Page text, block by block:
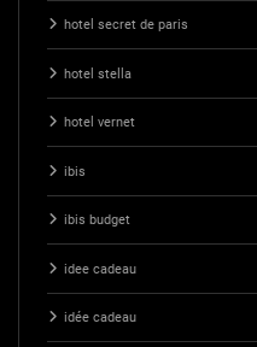
hotel secret de paris
hotel stella
hotel vernet
ibis
ibis budget
idee cadeau
idée cadeau